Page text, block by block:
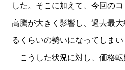
した。そこに加えて、今回の
高騰が大きく影響し、過去最
るくらいの勢いになってしまい
こうした状況に対し、価格転